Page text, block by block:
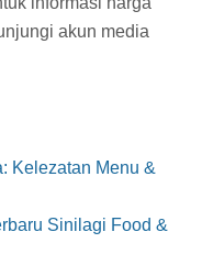
akun media
Kelezatan Menu &
Sinilagi Food &